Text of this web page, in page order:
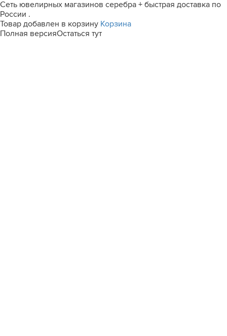
Сеть ювелирных магазинов серебра + быстрая доставка по
России .
Товар добавлен в корзину Корзина
Полная версияОстаться тут